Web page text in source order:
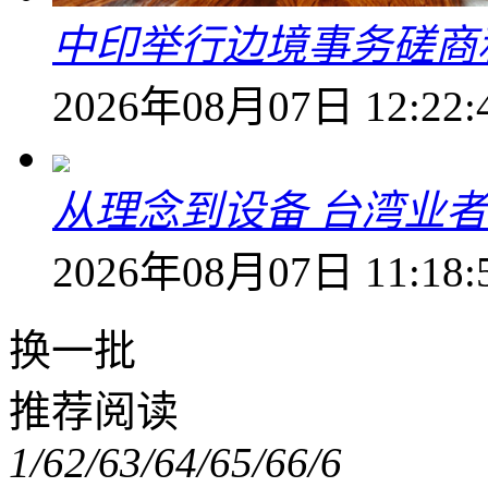
中印举行边境事务磋
2026年08月07日
从理念到设备 台湾业
2026年08月07日
换一批
推荐阅读
1/62/63/64/65/66/6